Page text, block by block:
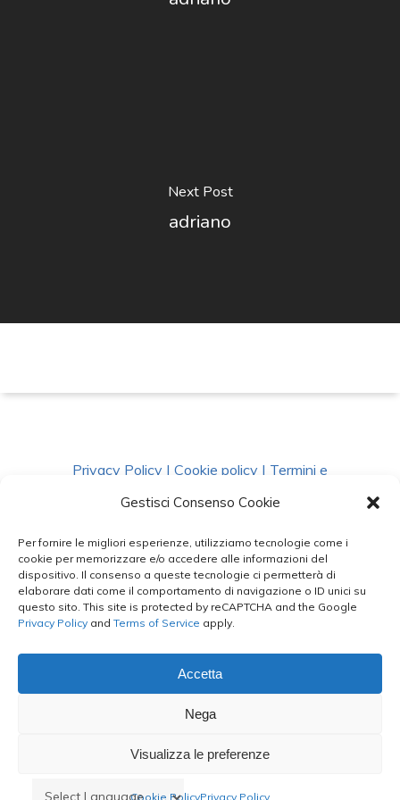
Gestisci Consenso Cookie
Per fornire le migliori esperienze, utilizziamo tecnologie come i
cookie per memorizzare e/o accedere alle informazioni del
dispositivo. Il consenso a queste tecnologie ci permetterà di
elaborare dati come il comportamento di navigazione o ID unici su
questo sito. This site is protected by reCAPTCHA and the Google
Privacy Policy and Terms of Service apply.
Accetta
Nega
Visualizza le preferenze
Cookie PolicyPrivacy Policy
Next Post
adriano
Privacy Policy | Cookie policy | Termini e
Condizioni|Richiedi Dati
facebook instagram whatsappphone
email
Le Bontà del Capo ©